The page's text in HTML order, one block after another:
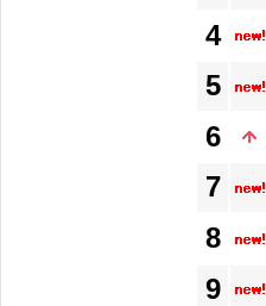
4
5
6
7
8
9